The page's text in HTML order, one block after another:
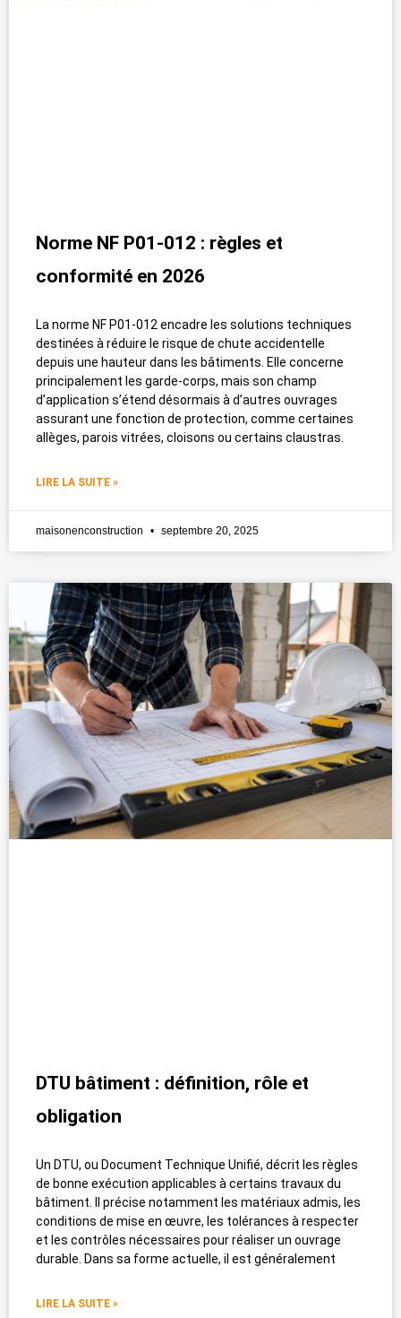
Norme NF P01-012 : règles et
conformité en 2026
La norme NF P01-012 encadre les solutions techniques
destinées à réduire le risque de chute accidentelle
depuis une hauteur dans les bâtiments. Elle concerne
principalement les garde-corps, mais son champ
d’application s’étend désormais à d’autres ouvrages
assurant une fonction de protection, comme certaines
allèges, parois vitrées, cloisons ou certains claustras.
LIRE LA SUITE »
maisonenconstruction septembre 20, 2025
DTU bâtiment : définition, rôle et
obligation
Un DTU, ou Document Technique Unifié, décrit les règles
de bonne exécution applicables à certains travaux du
bâtiment. Il précise notamment les matériaux admis, les
conditions de mise en œuvre, les tolérances à respecter
et les contrôles nécessaires pour réaliser un ouvrage
durable. Dans sa forme actuelle, il est généralement
LIRE LA SUITE »